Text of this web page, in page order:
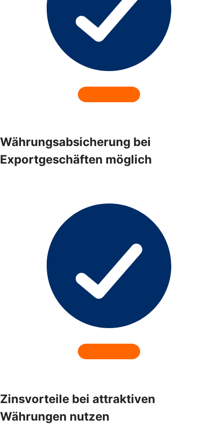
Währungsabsicherung bei
Exportgeschäften möglich
Zinsvorteile bei attraktiven
Währungen nutzen